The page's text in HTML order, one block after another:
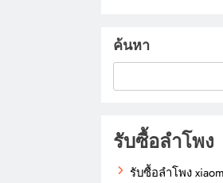
ค้นหา
รับซื้อลำโพง
รับซื้อลำโพง